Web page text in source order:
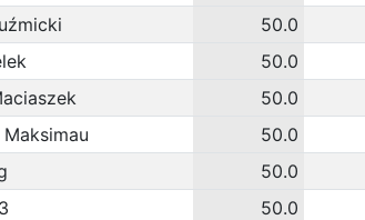
50.0
50.0
50.0
50.0
50.0
50.0